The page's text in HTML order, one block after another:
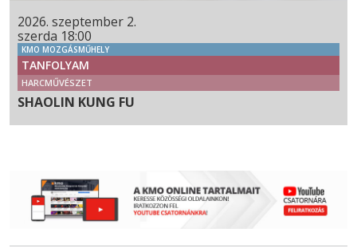
2026. szeptember 2.
szerda 18:00
KMO MOZGÁSMŰHELY
TANFOLYAM
HARCMŰVÉSZET
SHAOLIN KUNG FU